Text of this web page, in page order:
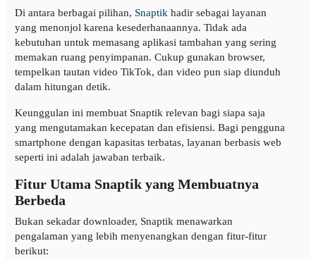
Di antara berbagai pilihan, Snaptik hadir sebagai layanan
yang menonjol karena kesederhanaannya. Tidak ada
kebutuhan untuk memasang aplikasi tambahan yang sering
memakan ruang penyimpanan. Cukup gunakan browser,
tempelkan tautan video TikTok, dan video pun siap diunduh
dalam hitungan detik.
Keunggulan ini membuat Snaptik relevan bagi siapa saja
yang mengutamakan kecepatan dan efisiensi. Bagi pengguna
smartphone dengan kapasitas terbatas, layanan berbasis web
seperti ini adalah jawaban terbaik.
Fitur Utama Snaptik yang Membuatnya
Berbeda
Bukan sekadar downloader, Snaptik menawarkan
pengalaman yang lebih menyenangkan dengan fitur-fitur
berikut: